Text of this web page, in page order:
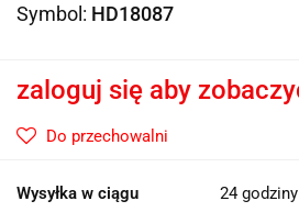
Symbol: HD18087
zaloguj się aby
Do przechowalni
Wysyłka w ciągu 24 godziny